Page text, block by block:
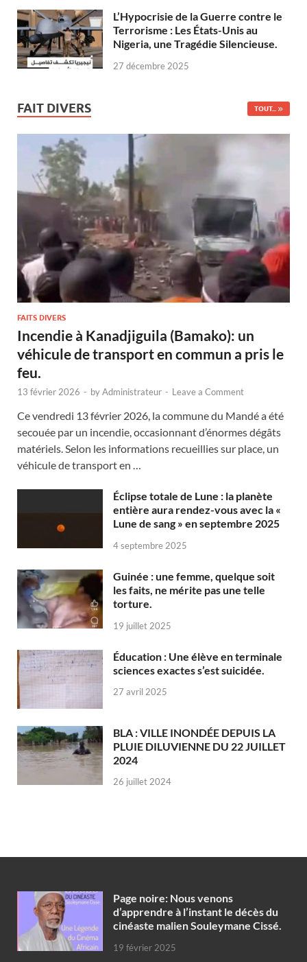
L’Hypocrisie de la Guerre contre le
Terrorisme : Les États-Unis au
Nigeria, une Tragédie Silencieuse.
27 décembre 2025
FAIT DIVERS TOUT...
FAITS DIVERS
Incendie à Kanadjiguila (Bamako): un
véhicule de transport en commun a pris le
feu.
13 février 2026 - byAdministrateur - Leave a Comment
Ce vendredi 13 février 2026, la commune du Mandé a été
secouée par un incendie, occasionnant d’énormes dégâts
matériels. Selon les informations recueillies sur place, un
véhicule de transport en …
Éclipse totale de Lune : la planète
entière aura rendez-vous avec la «
Lune de sang » en septembre 2025
4 septembre 2025
Guinée : une femme, quelque soit
les faits, ne mérite pas une telle
torture.
19 juillet 2025
Éducation : Une élève en terminale
sciences exactes s’est suicidée.
27 avril 2025
BLA : VILLE INONDÉE DEPUIS LA
PLUIE DILUVIENNE DU 22 JUILLET
2024
26 juillet 2024
Page noire: Nous venons
d’apprendre à l’instant le décès du
cinéaste malien Souleymane Cissé.
19 février 2025